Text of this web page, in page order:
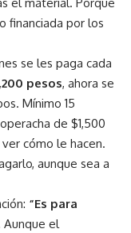
financiada por los
se les paga cada
pesos, ahora se
Mínimo 15
de $1,500
cómo le hacen.
aunque sea a
“Es para
Aunque el